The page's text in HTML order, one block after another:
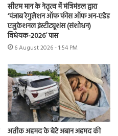
सीएम मान के नेतृत्व में मंत्रिमंडल द्वारा
‘पंजाब रेगुलेशन ऑफ फीस ऑफ अन-एडेड
एजुकेशनल इंस्टीट्यूशंस (संशोधन)
विधेयक-2026’ पास
6 August 2026 - 1:54 PM
अतीक अहमद के बेटे अबान अहमद की